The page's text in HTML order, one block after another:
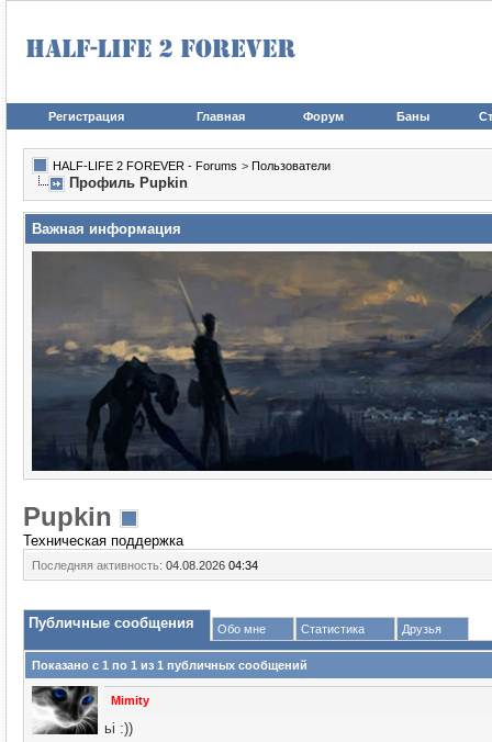
Регистрация Главная Форум Баны
HALF-LIFE 2 FOREVER - Forums > Пользователи
Профиль Puрkin
Важная информация
Puрkin
Техническая поддержка
Последняя активность: 04.08.2026 04:34
Публичные сообщения Обо мне Статистика Друзья
Показано с 1 по 1 из 1 публичных сообщений
Mimity
ьi :))